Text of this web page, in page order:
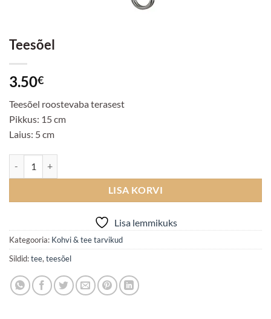
Teesõel
3.50€
Teesõel roostevaba terasest
Pikkus: 15 cm
Laius: 5 cm
LISA KORVI
Lisa lemmikuks
Kategooria: Kohvi & tee tarvikud
Sildid:tee, teesõel